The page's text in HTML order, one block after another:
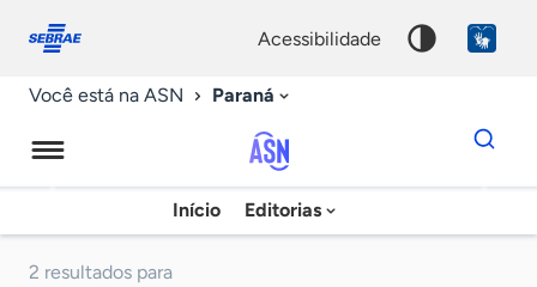
conosco
acessibilidade
Você está na ASN Paraná
Agência
Sebrae
Início Editorias
Dados
para
chave
2 resultados para